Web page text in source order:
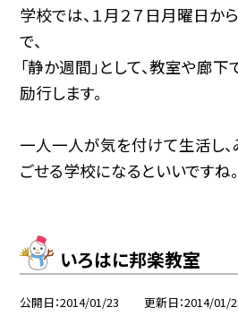
学校では、１月２７日月曜日か
で、
「静か週間」として、教室や廊
励行します。
一人一人が気を付けて生活し
ごせる学校になるといいですね。
いろはに邦楽教室
公開日 2014/01/23 更新日 2014/01/